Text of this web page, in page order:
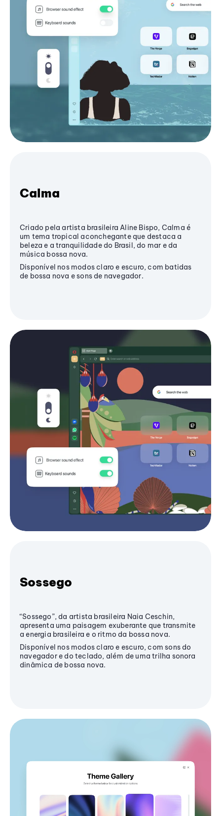
Calma
Criado pela artista brasileira Aline Bispo, Calma é
um tema tropical aconchegante que destaca a
beleza e a tranquilidade do Brasil, do mar e da
música bossa nova.
Disponível nos modos claro e escuro, com batidas
de bossa nova e sons de navegador.
Sossego
“Sossego”, da artista brasileira Naia Ceschin,
apresenta uma paisagem exuberante que transmite
a energia brasileira e o ritmo da bossa nova.
Disponível nos modos claro e escuro, com sons do
navegador e do teclado, além de uma trilha sonora
dinâmica de bossa nova.